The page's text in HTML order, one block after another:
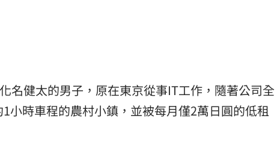
名健太的男子，原在東京從事IT工作，隨著公司全
小時車程的農村小鎮，並被每月僅2萬日圓的低租